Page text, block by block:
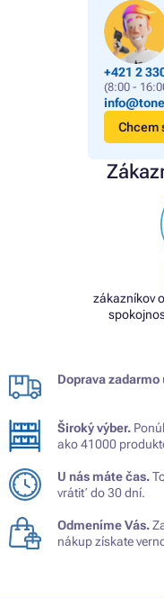
+421 2
(8:00 -
Chcem
zákazníkov
Doprava zadarmo
Široký výber.
ako 41000
U nás máte čas.
vrátiť do 30 dní.
Odmeníme Vás.
nákup získate